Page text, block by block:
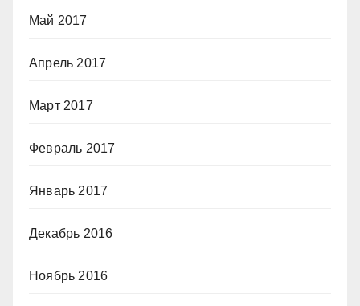
Май 2017
Апрель 2017
Март 2017
Февраль 2017
Январь 2017
Декабрь 2016
Ноябрь 2016